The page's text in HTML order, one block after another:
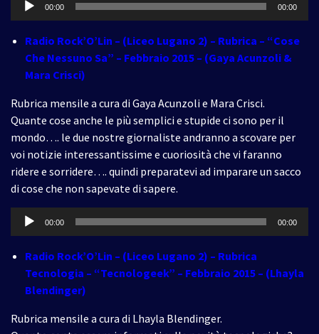
00:00 00:00
Radio Rock’O’Lin – (Liceo Lugano 2) – Rubrica – “Cose
Che Nessuno Sa” – Febbraio 2015 – (Gaya Acunzoli &
Mara Crisci)
Rubrica mensile a cura di Gaya Acunzoli e Mara Crisci.
Quante cose anche le più semplici e stupide ci sono per il
mondo…. le due nostre giornaliste andranno a scovare per
voi notizie interessantissime e cuoriosità che vi faranno
ridere e sorridere…. quindi preparatevi ad imparare un sacco
di cose che non sapevate di sapere.
Audio
00:00 00:00
Radio Rock’O’Lin – (Liceo Lugano 2) – Rubrica
Tecnologia – “Tecnologeek” – Febbraio 2015 – (Lhayla
Blendinger)
Rubrica mensile a cura di Lhayla Blendinger.